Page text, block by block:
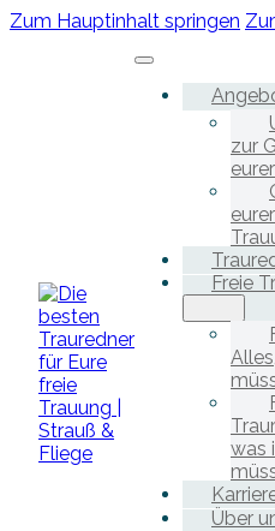
Zum Hauptinhalt springen
zur
Freie
was
Über